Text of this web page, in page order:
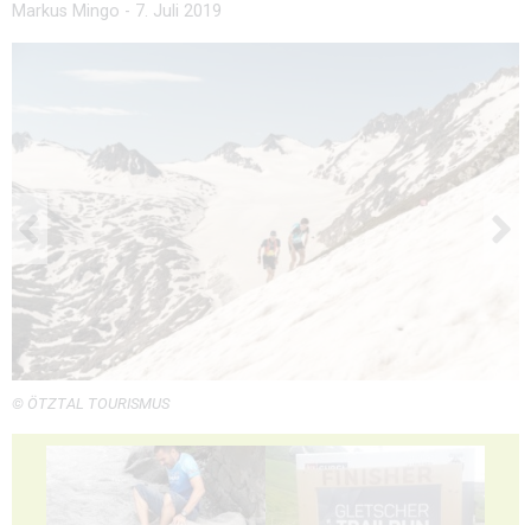
Markus Mingo - 7. Juli 2019
© ÖTZTAL TOURISMUS